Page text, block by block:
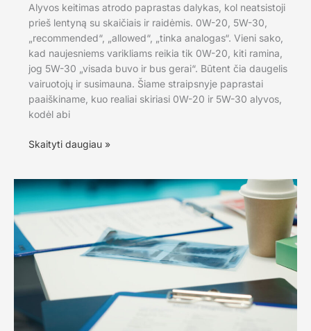
Alyvos keitimas atrodo paprastas dalykas, kol neatsistoji
prieš lentyną su skaičiais ir raidėmis. 0W-20, 5W-30,
„recommended“, „allowed“, „tinka analogas“. Vieni sako,
kad naujesniems varikliams reikia tik 0W-20, kiti ramina,
jog 5W-30 „visada buvo ir bus gerai“. Būtent čia daugelis
vairuotojų ir susimauna. Šiame straipsnyje paprastai
paaiškiname, kuo realiai skiriasi 0W-20 ir 5W-30 alyvos,
kodėl abi
0W-
5W-
30:
renkantis
alyvą
Skaityti daugiau »